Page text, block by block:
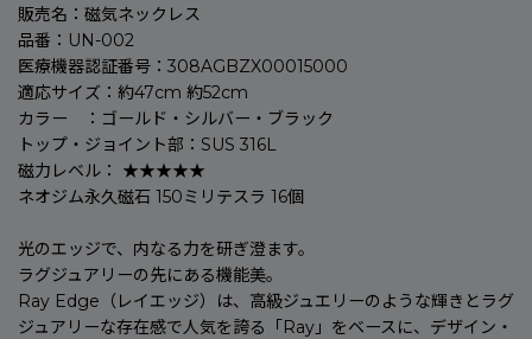
販売名：磁気ネックレス
品番：UN-002
医療機器認証番号：308AGBZX00015000
適応サイズ：約47cm 約52cm
カラー ：ゴールド・シルバー・ブラック
トップ・ジョイント部：SUS 316L
磁力レベル： ★★★★★
ネオジム永久磁石 150ミリテスラ 16個
光のエッジで、内なる力を研ぎ澄ます。
ラグジュアリーの先にある機能美。
Ray Edge（レイエッジ）は、高級ジュエリーのような輝きとラグ
ジュアリーな存在感で人気を誇る「Ray」をベースに、デザイン・